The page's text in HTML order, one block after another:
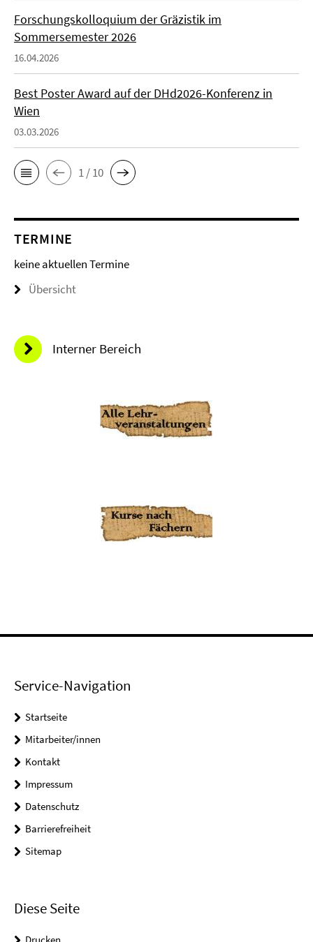
Forschungskolloquium der Gräzistik im
Sommersemester 2026
16.04.2026
Best Poster Award auf der DHd2026-Konferenz in
Wien
03.03.2026
1 / 10
TERMINE
keine aktuellen Termine
Übersicht
Interner Bereich
Service-Navigation
Startseite
Mitarbeiter/innen
Kontakt
Impressum
Datenschutz
Barrierefreiheit
Sitemap
Diese Seite